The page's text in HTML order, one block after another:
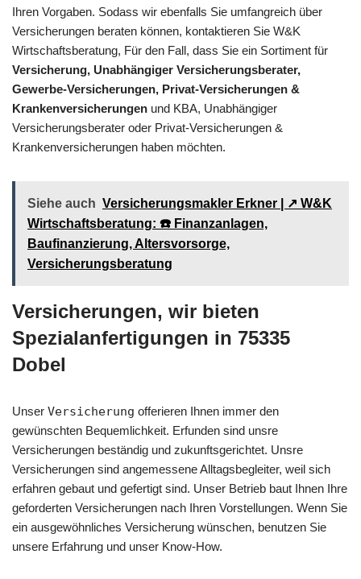
Ihren Vorgaben. Sodass wir ebenfalls Sie umfangreich über
Versicherungen beraten können, kontaktieren Sie W&K
Wirtschaftsberatung, Für den Fall, dass Sie ein Sortiment für
Versicherung, Unabhängiger Versicherungsberater,
Gewerbe-Versicherungen, Privat-Versicherungen &
Krankenversicherungen und KBA, Unabhängiger
Versicherungsberater oder Privat-Versicherungen &
Krankenversicherungen haben möchten.
Siehe auch Versicherungsmakler Erkner | ↗️ W&K
Wirtschaftsberatung: ☎️ Finanzanlagen,
Baufinanzierung, Altersvorsorge,
Versicherungsberatung
Versicherungen, wir bieten
Spezialanfertigungen in 75335
Dobel
Unser Versicherung offerieren Ihnen immer den
gewünschten Bequemlichkeit. Erfunden sind unsre
Versicherungen beständig und zukunftsgerichtet. Unsre
Versicherungen sind angemessene Alltagsbegleiter, weil sich
erfahren gebaut und gefertigt sind. Unser Betrieb baut Ihnen Ihre
geforderten Versicherungen nach Ihren Vorstellungen. Wenn Sie
ein ausgewöhnliches Versicherung wünschen, benutzen Sie
unsere Erfahrung und unser Know-How.